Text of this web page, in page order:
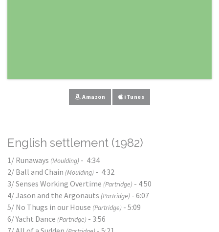
Amazon iTunes
English settlement (1982)
1/ Runaways (Moulding) - 4:34
2/ Ball and Chain (Moulding) - 4:32
3/ Senses Working Overtime (Partridge) - 4:50
4/ Jason and the Argonauts (Partridge) - 6:07
5/ No Thugs in our House (Partridge) - 5:09
6/ Yacht Dance (Partridge) - 3:56